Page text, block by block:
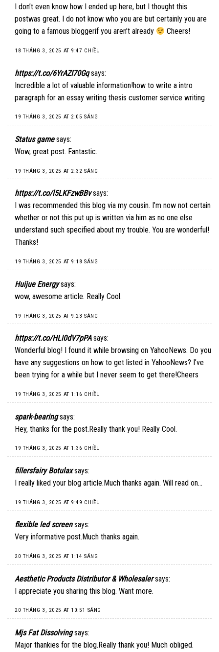
I don’t even know how I ended up here, but I thought this
postwas great. I do not know who you are but certainly you are
going to a famous bloggerif you aren’t already
Cheers!
18 THÁNG 3, 2025 AT 9:47 CHIỀU
https://t.co/6YrAZI70Gq says:
Incredible a lot of valuable information!how to write a intro
paragraph for an essay writing thesis customer service writing
19 THÁNG 3, 2025 AT 2:05 SÁNG
Status game says:
Wow, great post. Fantastic.
19 THÁNG 3, 2025 AT 2:32 SÁNG
https://t.co/l5LKFzwBBv says:
I was recommended this blog via my cousin. I’m now not certain
whether or not this put up is written via him as no one else
understand such specified about my trouble. You are wonderful!
Thanks!
19 THÁNG 3, 2025 AT 9:18 SÁNG
Huijue Energy says:
wow, awesome article. Really Cool.
19 THÁNG 3, 2025 AT 9:23 SÁNG
https://t.co/HLi0dV7pPA says:
Wonderful blog! I found it while browsing on YahooNews. Do you
have any suggestions on how to get listed in YahooNews? I’ve
been trying for a while but I never seem to get there!Cheers
19 THÁNG 3, 2025 AT 1:16 CHIỀU
spark-bearing says:
Hey, thanks for the post.Really thank you! Really Cool.
19 THÁNG 3, 2025 AT 1:36 CHIỀU
fillersfairy Botulax says:
I really liked your blog article.Much thanks again. Will read on…
19 THÁNG 3, 2025 AT 9:49 CHIỀU
flexible led screen says:
Very informative post.Much thanks again.
20 THÁNG 3, 2025 AT 1:14 SÁNG
Aesthetic Products Distributor & Wholesaler says:
I appreciate you sharing this blog. Want more.
20 THÁNG 3, 2025 AT 10:51 SÁNG
Mjs Fat Dissolving says:
Major thankies for the blog.Really thank you! Much obliged.